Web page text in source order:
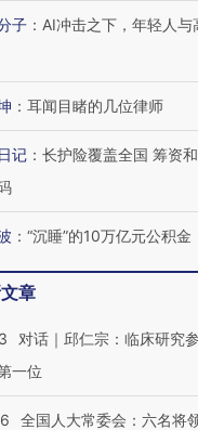
走私7万
体内含3种
度Z世代 用街头抗
育部长拱下台
子 ： AI冲击之下，年轻人与
： 耳闻目睹的几位律师
记 ： 长护险覆盖全国 筹资
： “沉睡”的10万亿元公积金
章
对话｜邱仁宗：临床研究
一位
全国人大常委会：六名将